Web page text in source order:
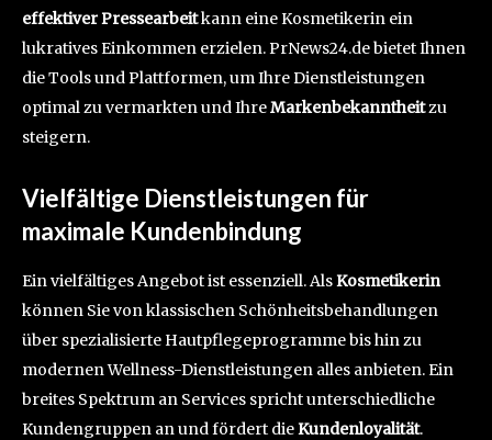
effektiver Pressearbeitkann eine Kosmetikerin ein
lukratives Einkommen erzielen. PrNews24.de bietet Ihnen
die Tools und Plattformen, um Ihre Dienstleistungen
optimal zu vermarkten und IhreMarkenbekanntheitzu
steigern.
Vielfältige Dienstleistungen für
maximale Kundenbindung
Ein vielfältiges Angebot ist essenziell. AlsKosmetikerin
können Sie von klassischen Schönheitsbehandlungen
über spezialisierte Hautpflegeprogramme bis hin zu
modernen Wellness-Dienstleistungen alles anbieten. Ein
breites Spektrum an Services spricht unterschiedliche
Kundengruppen an und fördert dieKundenloyalität.